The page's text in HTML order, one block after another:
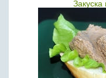
Закуска